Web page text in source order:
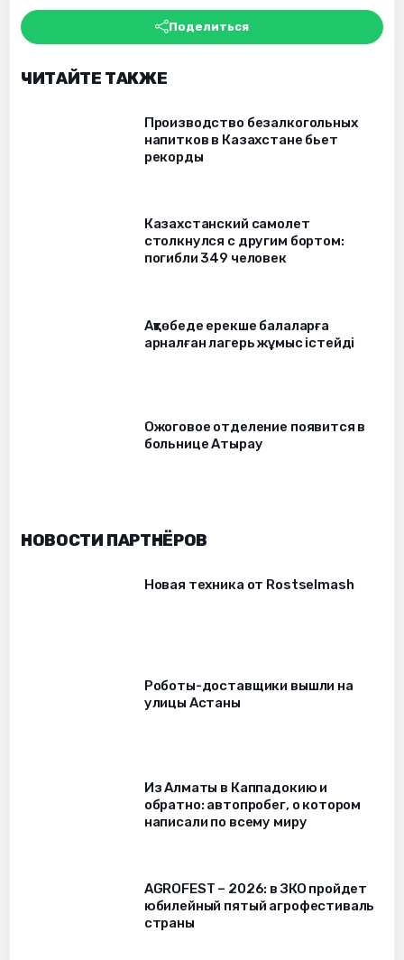
Поделиться
ЧИТАЙТЕ ТАКЖЕ
Производство безалкогольных
напитков в Казахстане бьет
рекорды
Казахстанский самолет
столкнулся с другим бортом:
погибли 349 человек
Ақтөбеде ерекше балаларға
арналған лагерь жұмыс істейді
Ожоговое отделение появится в
больнице Атырау
НОВОСТИ ПАРТНЁРОВ
Новая техника от Rostselmash
Роботы-доставщики вышли на
улицы Астаны
Из Алматы в Каппадокию и
обратно: автопробег, о котором
написали по всему миру
AGROFEST – 2026: в ЗКО пройдет
юбилейный пятый агрофестиваль
страны